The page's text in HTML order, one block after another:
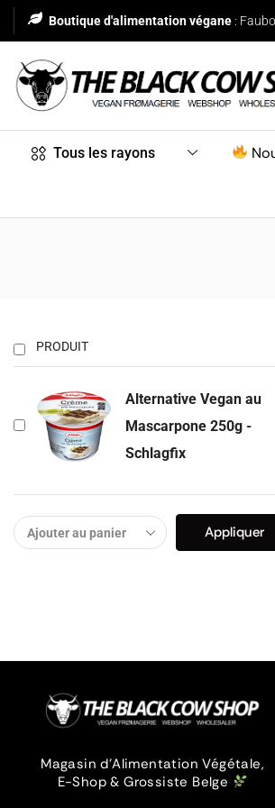
Boutique d'alimentation végane :
Tous les rayons
PRODUIT
Alternative Vegan au
Mascarpone 250g -
Schlagfix
Appliquer
Magasin d’Alimentation Végétale,
E-Shop & Grossiste Belge